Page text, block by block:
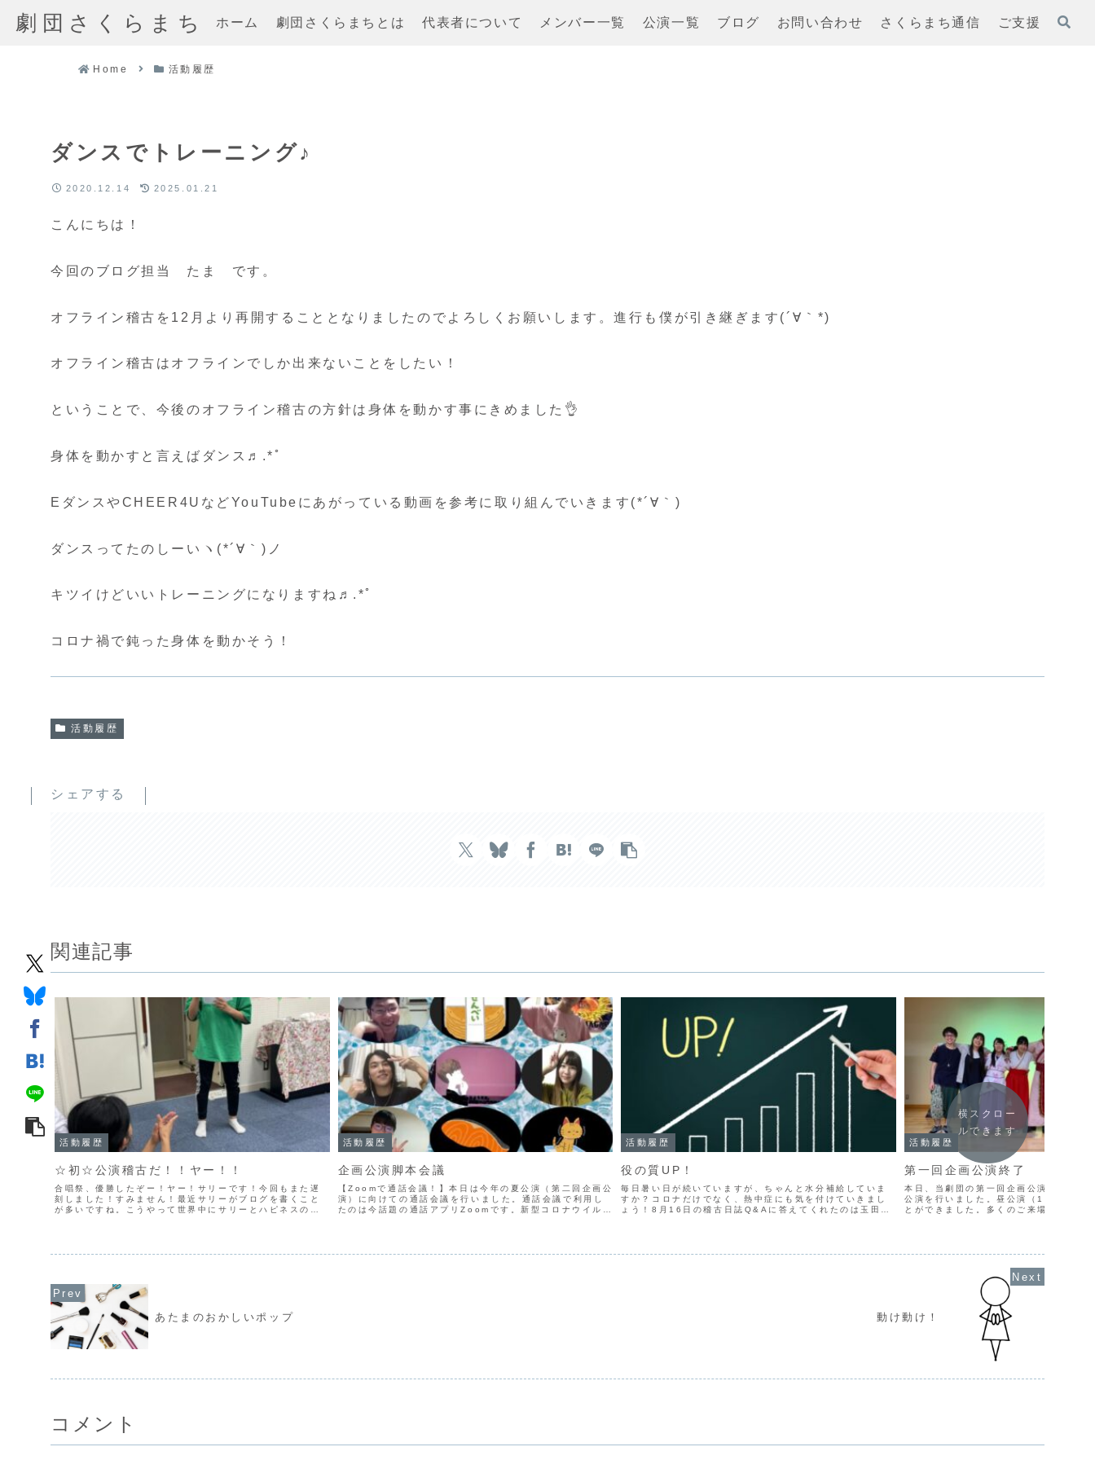
劇団さくらまち ホーム 劇団さくらまちとは 代表者について メンバー一覧 公演一覧 ブログ お問い合わせ さくらまち通信 ご支援
Home 活動履歴
ダンスでトレーニング♪
2020.12.14 2025.01.21
こんにちは！
今回のブログ担当 たま です。
オフライン稽古を12月より再開することとなりましたのでよろしくお願いします。進行も僕が引き継ぎます(´∀｀*)
オフライン稽古はオフラインでしか出来ないことをしたい！
ということで、今後のオフライン稽古の方針は身体を動かす事にきめました👌
身体を動かすと言えばダンス♬.*ﾟ
EダンスやCHEER4UなどYouTubeにあがっている動画を参考に取り組んでいきます(*´∀｀)
ダンスってたのしーいヽ(*´∀｀)ノ
キツイけどいいトレーニングになりますね♬.*ﾟ
コロナ禍で鈍った身体を動かそう！
活動履歴
シェアする
関連記事
活動履歴
☆初☆公演稽古だ！！ヤー！！
合唱祭、優勝したぞー！ヤー！サリーです！今回もまた遅
刻しました！すみません！最近サリーがブログを書くこと
が多いですね。こうやって世界中にサリーとハピネスの輪
活動履歴
企画公演脚本会議
【Zoomで通話会議！】本日は今年の夏公演（第二回企画公
演）に向けての通話会議を行いました。通話会議で利用し
たのは今話題の通話アプリZoomです。新型コロナウイルス
活動履歴
役の質UP！
毎日暑い日が続いていますが、ちゃんと水分補給していま
すか？コロナだけでなく、熱中症にも気を付けていきまし
ょう！8月16日の稽古日誌Q&Aに答えてくれたのは玉田く
活動履歴
第一回企画公演終了
本日、当劇団の第一回企画公演「厳島の
公演を行いました。昼公演（15:30〜）
とができました。多くのご来場者の皆様
横スクロー
ルできます
あたまのおかしいポップ 動け動け！
コメント